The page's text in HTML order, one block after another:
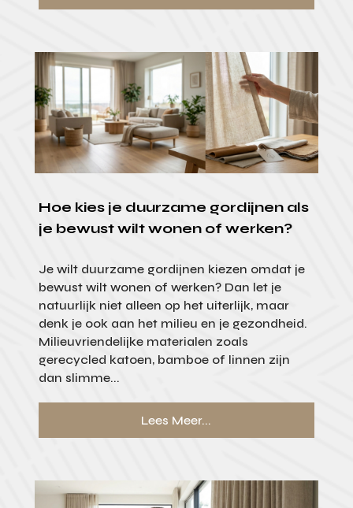
Hoe kies je duurzame gordijnen als
je bewust wilt wonen of werken?
Je wilt duurzame gordijnen kiezen omdat je
bewust wilt wonen of werken? Dan let je
natuurlijk niet alleen op het uiterlijk, maar
denk je ook aan het milieu en je gezondheid.
Milieuvriendelijke materialen zoals
gerecycled katoen, bamboe of linnen zijn
dan slimme...
Lees Meer...